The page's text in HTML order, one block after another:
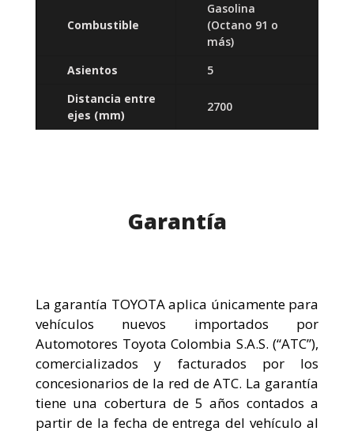
Combustible
Gasolina
(Octano 91 o
más)
Asientos
5
Distancia entre
ejes (mm)
2700
Garantía
La garantía TOYOTA aplica únicamente para
vehículos nuevos importados por
Automotores Toyota Colombia S.A.S. (“ATC”),
comercializados y facturados por los
concesionarios de la red de ATC. La garantía
tiene una cobertura de 5 años contados a
partir de la fecha de entrega del vehículo al